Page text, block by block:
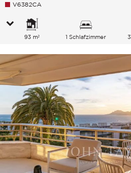
V6382CA
93 m² 1 Schlafzimmer